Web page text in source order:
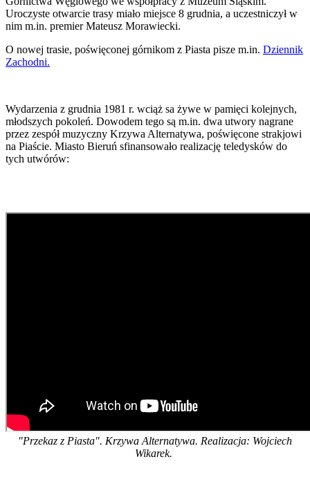
Uroczyste otwarcie trasy miało miejsce 8 grudnia, a uczestniczył w
nim m.in. premier Mateusz Morawiecki.
O nowej trasie, poświęconej górnikom z Piasta pisze m.in. Dziennik
Zachodni.
Wydarzenia z grudnia 1981 r. wciąż sa żywe w pamięci kolejnych,
młodszych pokoleń. Dowodem tego są m.in. dwa utwory nagrane
przez zespół muzyczny Krzywa Alternatywa, poświęcone strakjowi
na Piaście. Miasto Bieruń sfinansowało realizację teledysków do
tych utwórów:
"Przekaz z Piasta". Krzywa Alternatywa. Realizacja: Wojciech
Wikarek.